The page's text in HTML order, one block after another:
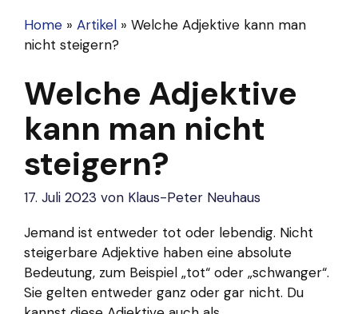
Home » Artikel » Welche Adjektive kann man
nicht steigern?
Welche Adjektive
kann man nicht
steigern?
17. Juli 2023 von Klaus-Peter Neuhaus
Jemand ist entweder tot oder lebendig. Nicht
steigerbare Adjektive haben eine absolute
Bedeutung, zum Beispiel „tot“ oder „schwanger“.
Sie gelten entweder ganz oder gar nicht. Du